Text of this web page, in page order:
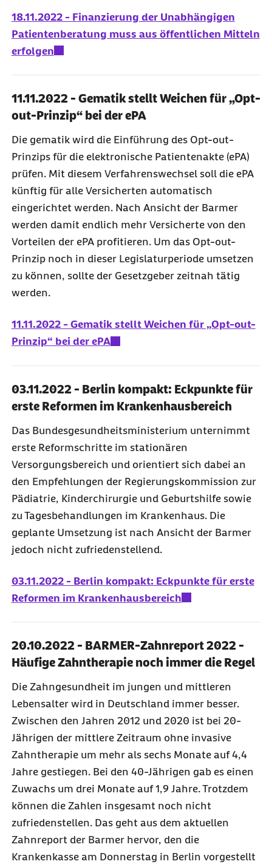
18.11.2022 - Finanzierung der Unabhängigen
Patientenberatung muss aus öffentlichen Mitteln
erfolgen
11.11.2022 - Gematik stellt Weichen für „Opt-
out-Prinzip“ bei der ePA
Die gematik wird die Einführung des Opt-out-
Prinzips für die elektronische Patientenakte (ePA)
prüfen. Mit diesem Verfahrenswechsel soll die ePA
künftig für alle Versicherten automatisch
eingerichtet werden. Nach Ansicht der Barmer
werden damit endlich mehr Versicherte von den
Vorteilen der ePA profitieren. Um das Opt-out-
Prinzip noch in dieser Legislaturperiode umsetzen
zu können, sollte der Gesetzgeber zeitnah tätig
werden.
11.11.2022 - Gematik stellt Weichen für „Opt-out-
Prinzip“ bei der ePA
03.11.2022 - Berlin kompakt: Eckpunkte für
erste Reformen im Krankenhausbereich
Das Bundesgesundheitsministerium unternimmt
erste Reformschritte im stationären
Versorgungsbereich und orientiert sich dabei an
den Empfehlungen der Regierungskommission zur
Pädiatrie, Kinderchirurgie und Geburtshilfe sowie
zu Tagesbehandlungen im Krankenhaus. Die
geplante Umsetzung ist nach Ansicht der Barmer
jedoch nicht zufriedenstellend.
03.11.2022 - Berlin kompakt: Eckpunkte für erste
Reformen im Krankenhausbereich
20.10.2022 - BARMER-Zahnreport 2022 -
Häufige Zahntherapie noch immer die Regel
Die Zahngesundheit im jungen und mittleren
Lebensalter wird in Deutschland immer besser.
Zwischen den Jahren 2012 und 2020 ist bei 20-
Jährigen der mittlere Zeitraum ohne invasive
Zahntherapie um mehr als sechs Monate auf 4,4
Jahre gestiegen. Bei den 40-Jährigen gab es einen
Zuwachs um drei Monate auf 1,9 Jahre. Trotzdem
können die Zahlen insgesamt noch nicht
zufriedenstellen. Das geht aus dem aktuellen
Zahnreport der Barmer hervor, den die
Krankenkasse am Donnerstag in Berlin vorgestellt